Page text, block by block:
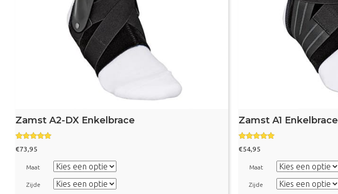
Zamst A2-DX Enkelbrace
Gewaardeerd
5.00
€73,95
Maat
Zijde
Zamst A1 Enkelbrace
Gewaardeerd
5.00
€54,95
Maat
Zijde